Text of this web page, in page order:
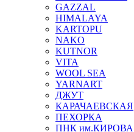
GAZZAL
HIMALAYA
KARTOPU
NAKO
KUTNOR
VITA
WOOL SEA
YARNART
ДЖУТ
КАРАЧАЕВСКАЯ
ПЕХОРКА
ПНК им.КИРОВА